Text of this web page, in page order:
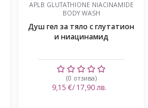
APLB GLUTATHIONE NIACINAMIDE
BODY WASH
Душ гел за тяло с глутатион
и ниацинамид
(0 отзива)
9,15 €/ 17,90 лв.